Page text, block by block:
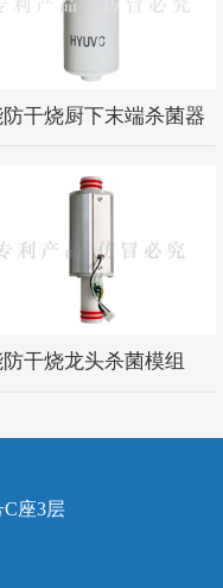
干烧厨下末端杀菌器
干烧龙头杀菌模组
座3层